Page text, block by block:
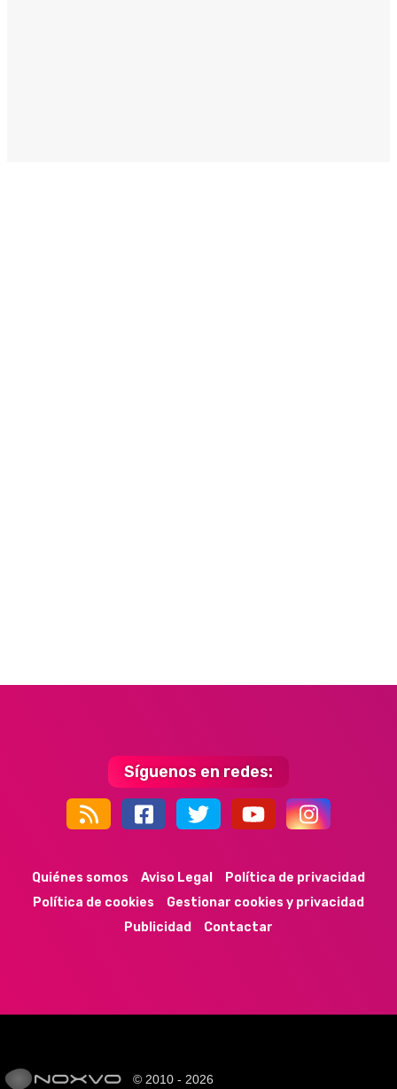
Síguenos en redes:
44k 9k 35k 352
Quiénes somos Aviso Legal
Política de privacidad
Política de cookies
Gestionar cookies y privacidad
Publicidad
Contactar
© 2010 - 2026